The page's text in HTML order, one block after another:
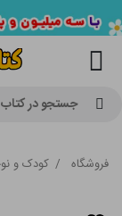
جستجو در
فروشگاه / کودک و